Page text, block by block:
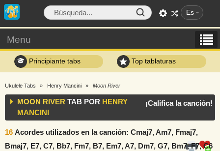
Es
Menu
Principiante tabs Top tablaturas
Ukulele Tabs Henry Mancini Moon River
MOON RIVER TAB POR HENRY
MANCINI
16 Acordes utilizados en la canción: Cmaj7, Am7, Fmaj7,
Bmaj7, E7, C7, Bb7, Fm7, B7, Em7, A7, Dm7, G7, Bm7, F7, C6
¡Califica la canción!